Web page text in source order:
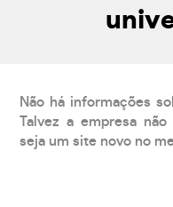
Não há informações
Talvez a empresa
seja um site novo no